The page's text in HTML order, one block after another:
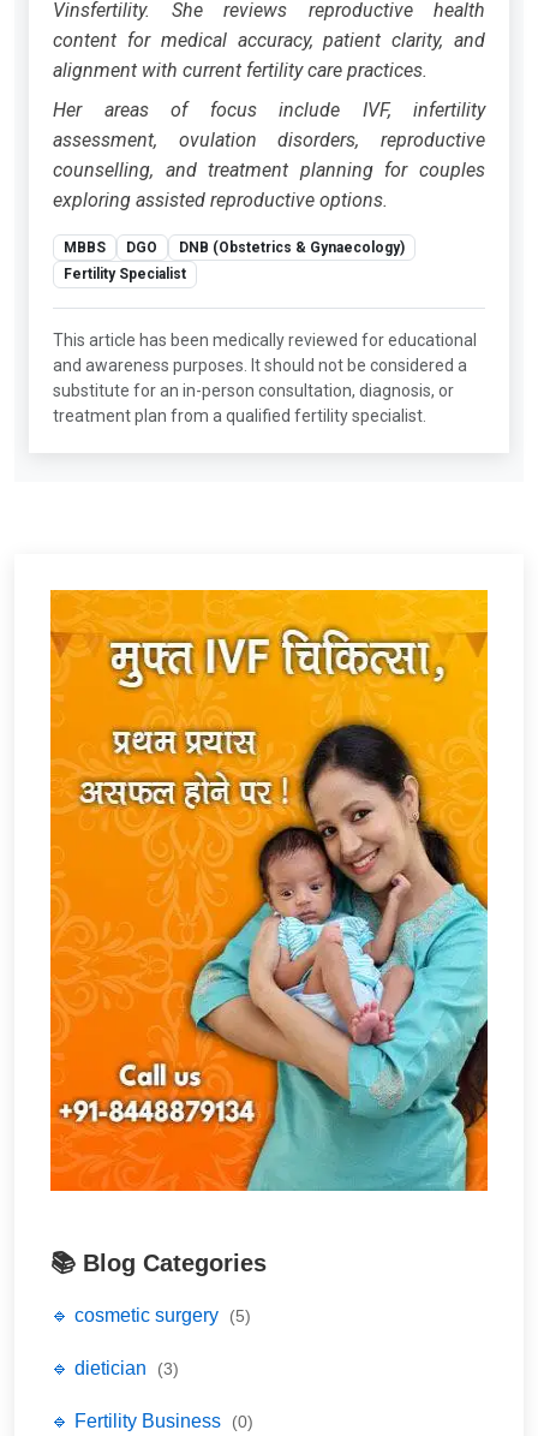
Vinsfertility. She reviews reproductive health
content for medical accuracy, patient clarity, and
alignment with current fertility care practices.
Her areas of focus include IVF, infertility
assessment, ovulation disorders, reproductive
counselling, and treatment planning for couples
exploring assisted reproductive options.
MBBS DGO
DNB (Obstetrics & Gynaecology)
Fertility Specialist
This article has been medically reviewed for educational
and awareness purposes. It should not be considered a
substitute for an in-person consultation, diagnosis, or
treatment plan from a qualified fertility specialist.
📚 Blog Categories
🔹 cosmetic surgery (5)
🔹 dietician (3)
🔹 Fertility Business (0)